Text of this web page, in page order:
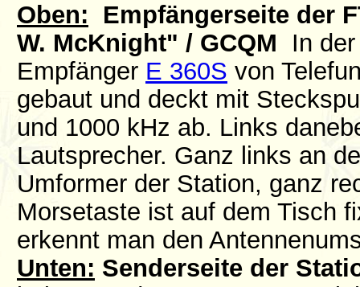
Oben: Empfängerseite der
W. McKnight" / GCQM In
Empfänger E 360S von
gebaut und deckt mit
und 1000 kHz ab. Links
Lautsprecher. Ganz links an
Umformer der Station, ganz
Morsetaste ist auf dem Tisch
erkennt man den
Unten: Senderseite der